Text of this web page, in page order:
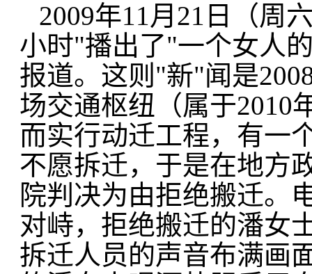
2009年11月21日（周
小时"播出了"一个女人
报道。这则"新"闻是
场交通枢纽（属于2010
而实行动迁工程，有一
不愿拆迁，于是在地方
院判决为由拒绝搬迁。
对峙，拒绝搬迁的潘女
拆迁人员的声音布满画